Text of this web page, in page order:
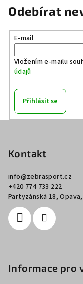
Odebírat
E-mail
Vložením e-mailu
údajů
Přihlásit se
Kontakt
info@zebrasport.cz
+420 774 733 222
Partyzánská 18,
Informace pro